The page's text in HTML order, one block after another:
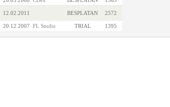
12.02.2011 BESPLATAN 2572
20.12.2007 FL Studio TRIAL 1395